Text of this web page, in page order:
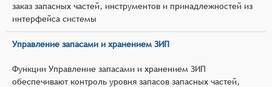
заказ запасных частей, инструментов и принадлежностей из
интерфейса системы
Управление запасами и хранением ЗИП
Функции Управление запасами и хранением ЗИП
обеспечивают контроль уровня запасов запасных частей,